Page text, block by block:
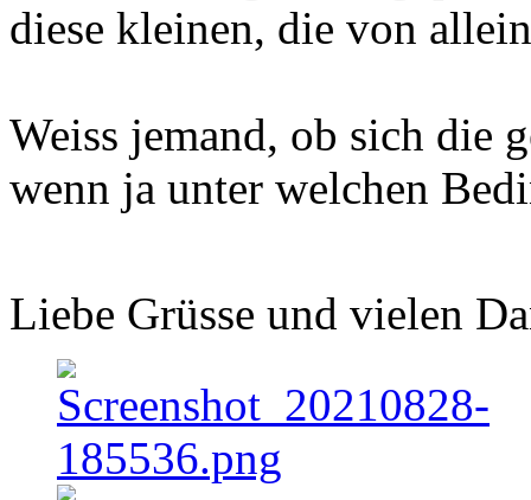
diese kleinen, die von
Weiss jemand, ob sich die
wenn ja unter welchen
Liebe Grüsse und vielen